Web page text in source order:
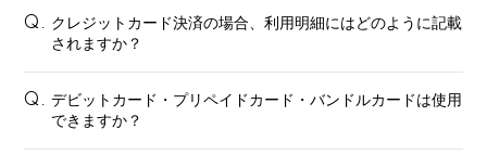
Q. クレジットカード決済の場合、利用明細にはどのように記載
されますか？
Q. デビットカード・プリペイドカード・バンドルカードは使用
できますか？